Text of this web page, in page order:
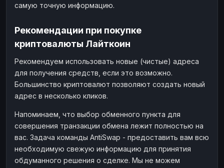
самую точную информацию.
Рекомендации при покупке
криптовалюты Лайткоин
Рекомендуем использовать новые (чистые) адреса
для получения средств, если это возможно.
Большинство криптовалют позволяют создать новый
адрес в несколько кликов.
Напоминаем, что выбор обменного пункта для
совершения транзакции обмена лежит полностью на
вас. Задача команды AntiSwap - предоставить вам всю
необходимую свежую информацию для принятия
обдуманного решения о сделке. Мы не можем